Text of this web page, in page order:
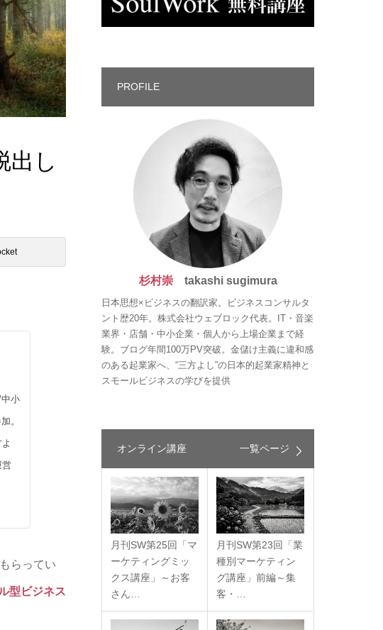
出し
小
。
営
らってい
型ビジネス
PROFILE
杉村崇takashi sugimura
日本思想×ビジネスの翻訳家。ビジネスコンサルタ
ント歴20年。株式会社ウェブロック代表。IT・音楽
業界・店舗・中小企業・個人から上場企業まで経
験。ブログ年間100万PV突破。金儲け主義に違和感
のある起業家へ、“三方よし”の日本的起業家精神と
スモールビジネスの学びを提供
オンライン講座 一覧ページ
月刊SW第25回「マ
ーケティングミッ
クス講座」～お客
さん…
月刊SW第23回「業
種別マーケティン
グ講座」前編～集
客・…